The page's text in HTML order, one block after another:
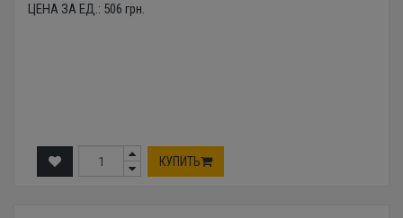
ЦЕНА ЗА ЕД.: 506 грн.
КУПИТЬ